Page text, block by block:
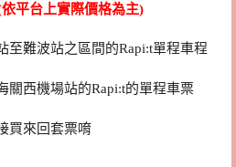
平台上實際價格為主)
至難波站之區間的Rapi:t單程車程
關西機場站的Rapi:t的單程車票
買來回套票唷